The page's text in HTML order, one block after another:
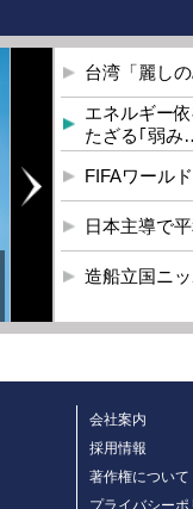
台湾「麗し
エネルギー
たざる｢弱み
FIFAワール
日本主導で
造船立国ニ
会社案内
採用情報
著作権について
プライバシー